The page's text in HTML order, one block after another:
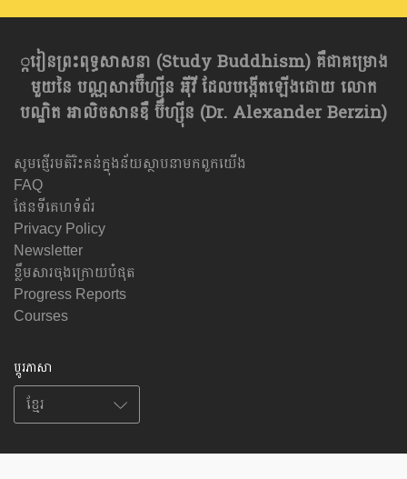
្ករៀនព្រះពុទ្ធសាសនា​ (Study Buddhism) គឺជាគម្រោង
មួយនៃ បណ្ណសារប៊ឺហ្សុីន អុីវី ដែលបង្កើតឡើងដោយ លោក
បណ្ឌិត អាលិចសានឌឺ ប៊ឺហ្សុីន (Dr. Alexander Berzin)
សូមផ្ញើរមតិរិះគន់ក្នុងន័យស្ថាបនាមកពួកយើង
FAQ
ផែនទីគេហទំព័រ
Privacy Policy
Newsletter
ខ្លឹមសារចុងក្រោយបំផុត
Progress Reports
Courses
ប្តូរភាសា